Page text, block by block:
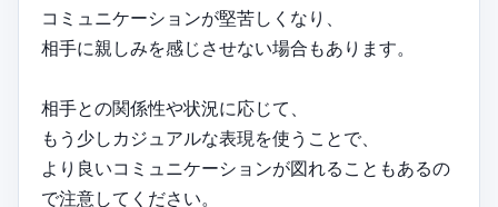
コミュニケーションが堅苦しくなり、
相手に親しみを感じさせない場合もあります。
相手との関係性や状況に応じて、
もう少しカジュアルな表現を使うことで、
より良いコミュニケーションが図れることもあるの
で注意してください。